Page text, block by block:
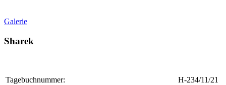
Galerie
Sharek
Tagebuchnummer:
H-234/11/21